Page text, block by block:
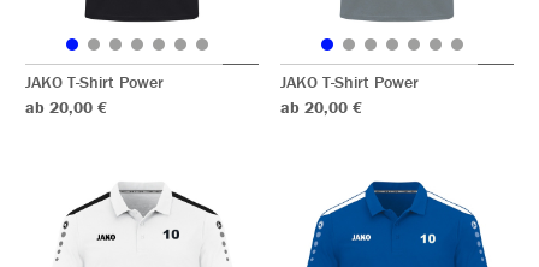
JAKO T-Shirt Power
ab 20,00 €
JAKO T-Shirt Power
ab 20,00 €